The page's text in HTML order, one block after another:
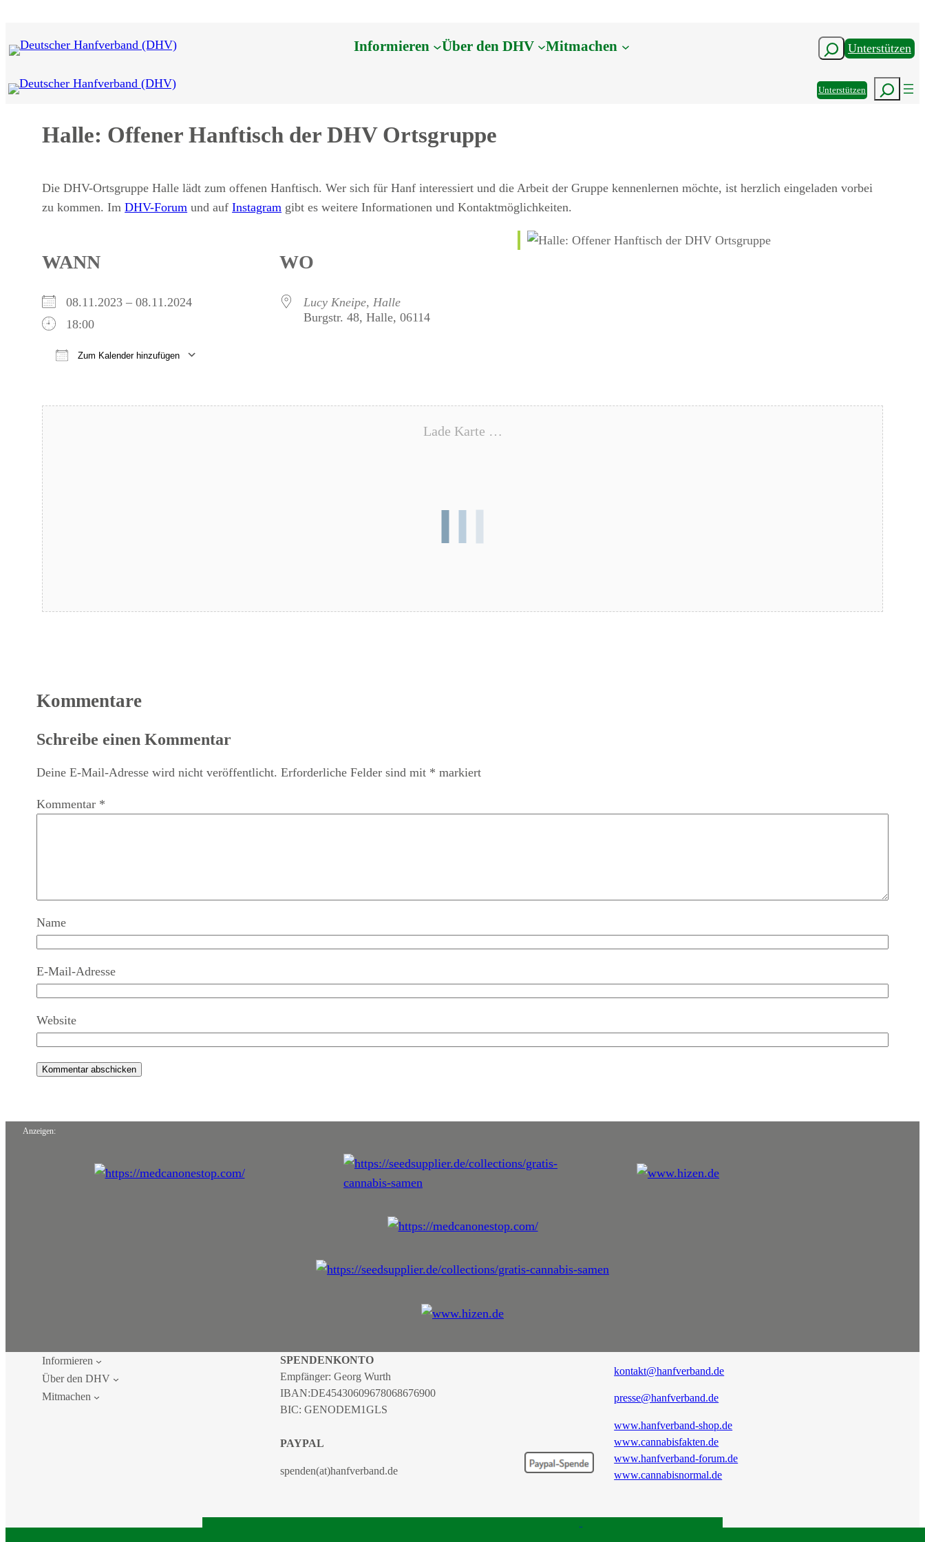
springen
Informieren Über den DHV Mitmachen SuchenUnterstützen
UnterstützenSuchen
Halle: Offener Hanftisch der DHV Ortsgruppe
Die DHV-Ortsgruppe Halle lädt zum offenen Hanftisch. Wer sich für Hanf interessiert und die Arbeit der Gruppe kennenlernen möchte, ist herzlich eingeladen vorbei
zu kommen. ImDHV-Forum und aufInstagram gibt es weitere Informationen und Kontaktmöglichkeiten.
WANN
08.11.2023 – 08.11.2024
18:00
Zum Kalender hinzufügen
WO
Lucy Kneipe, Halle
Burgstr. 48, Halle, 06114
Lade Karte …
Kommentare
Schreibe einen Kommentar
Deine E-Mail-Adresse wird nicht veröffentlicht. Erforderliche Felder sind mit * markiert
Kommentar *
Name
E-Mail-Adresse
Website
Anzeigen:
Informieren
Über den DHV
Mitmachen
SPENDENKONTO
Empfänger: Georg Wurth
IBAN:DE45430609678068676900
BIC: GENODEM1GLS
PAYPAL
spenden(at)hanfverband.de
kontakt@hanfverband.de
presse@hanfverband.de
www.hanfverband-shop.de
www.cannabisfakten.de
www.hanfverband-forum.de
www.cannabisnormal.de